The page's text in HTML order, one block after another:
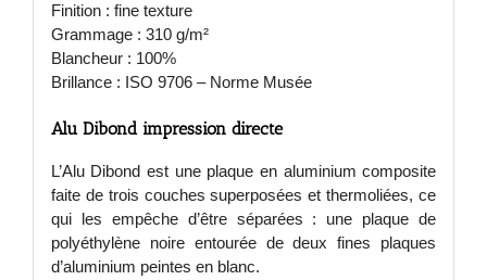
Finition : fine texture
Grammage : 310 g/m²
Blancheur : 100%
Brillance : ISO 9706 – Norme Musée
Alu Dibond impression directe
L’Alu Dibond est une plaque en aluminium composite
faite de trois couches superposées et thermoliées, ce
qui les empêche d’être séparées : une plaque de
polyéthylène noire entourée de deux fines plaques
d’aluminium peintes en blanc.